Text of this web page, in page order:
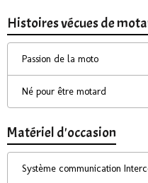
Histoires vécues de
Passion de la moto
Né pour être motard
Matériel d'occasion
Système communication